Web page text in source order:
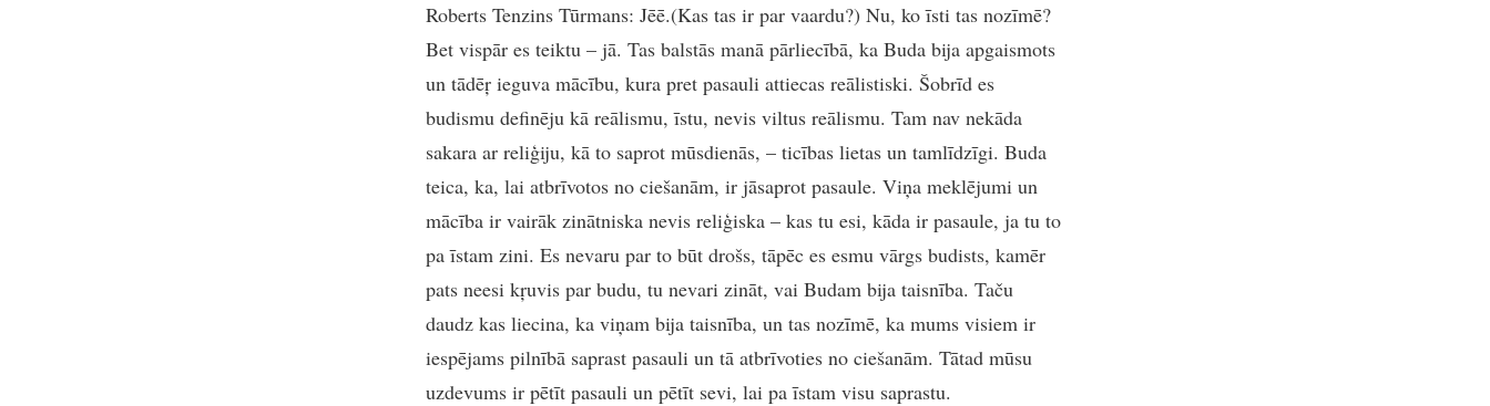
Roberts Tenzins Tūrmans: Jēē.(Kas tas ir par vaardu?) Nu, ko īsti tas nozīmē?
Bet vispār es teiktu – jā. Tas balstās manā pārliecībā, ka Buda bija apgaismots
un tādēŗ ieguva mācību, kura pret pasauli attiecas reālistiski. Šobrīd es
budismu definēju kā reālismu, īstu, nevis viltus reālismu. Tam nav nekāda
sakara ar reliģiju, kā to saprot mūsdienās, – ticības lietas un tamlīdzīgi. Buda
teica, ka, lai atbrīvotos no ciešanām, ir jāsaprot pasaule. Viņa meklējumi un
mācība ir vairāk zinātniska nevis reliģiska – kas tu esi, kāda ir pasaule, ja tu to
pa īstam zini. Es nevaru par to būt drošs, tāpēc es esmu vārgs budists, kamēr
pats neesi kŗuvis par budu, tu nevari zināt, vai Budam bija taisnība. Taču
daudz kas liecina, ka viņam bija taisnība, un tas nozīmē, ka mums visiem ir
iespējams pilnībā saprast pasauli un tā atbrīvoties no ciešanām. Tātad mūsu
uzdevums ir pētīt pasauli un pētīt sevi, lai pa īstam visu saprastu.